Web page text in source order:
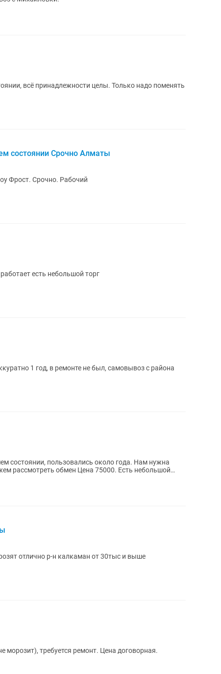
всё принадлежности целы. Только надо поменять
состоянии Срочно Алматы
Продам Срочно Холодильник Лджи. Ноу Фрост. Срочно. Рабочий
есть небольшой торг
1 год, в ремонте не был, самовывоз с района
состоянии, пользовались около года. Нам нужна
рассмотреть обмен Цена 75000. Есть небольшой
отлично р-н калкаман от 30тыс и выше
морозит), требуется ремонт. Цена договорная.